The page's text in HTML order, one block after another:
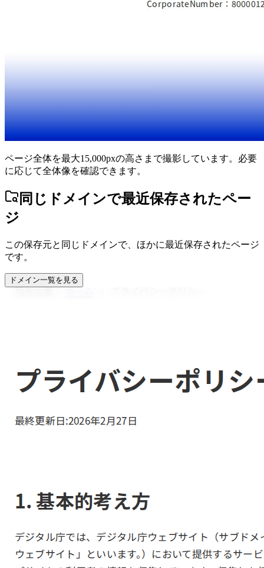
ページ全体を最大15,000pxの高さまで撮影しています。必要
に応じて全体像を確認できます。
同じドメインで最近保存されたペー
ジ
この保存元と同じドメインで、ほかに最近保存されたページ
です。
ドメイン一覧を見る